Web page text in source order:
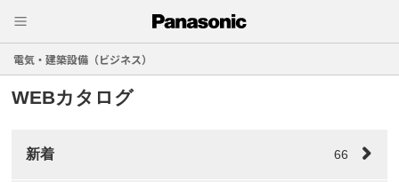
電気・建築設備（ビジネス）
WEBカタログ
新着 66